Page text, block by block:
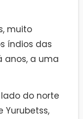
muito
índios das
anos, a uma
lado do norte